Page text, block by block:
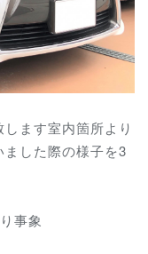
ます室内箇所より
した際の様子を3
事象